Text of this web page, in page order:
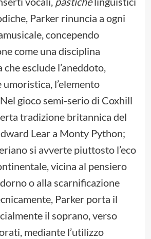
Parker rinuncia a ogni
concependo
come una disciplina
che esclude l’aneddoto,
l’elemento
gioco semi-serio di Coxhill
tradizione britannica del
Lear a Monty Python;
si avverte piuttosto l’eco
vicina al pensiero
o alla scarnificazione
Parker porta il
il soprano, verso
mediante l’utilizzo